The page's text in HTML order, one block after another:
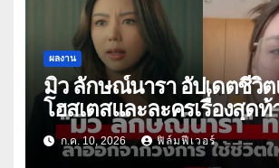
ผลงาน
มิว ลักษณ์นารา อัปเดตชีวิต
โฮสเตสและละครเรื่องสุดท้
ก.ค. 10, 2026 ฟิล์มฟีเวอร์